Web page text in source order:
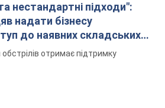
нестандартні підходи":
надати бізнесу
до наявних складських
обстрілів отримає підтримку